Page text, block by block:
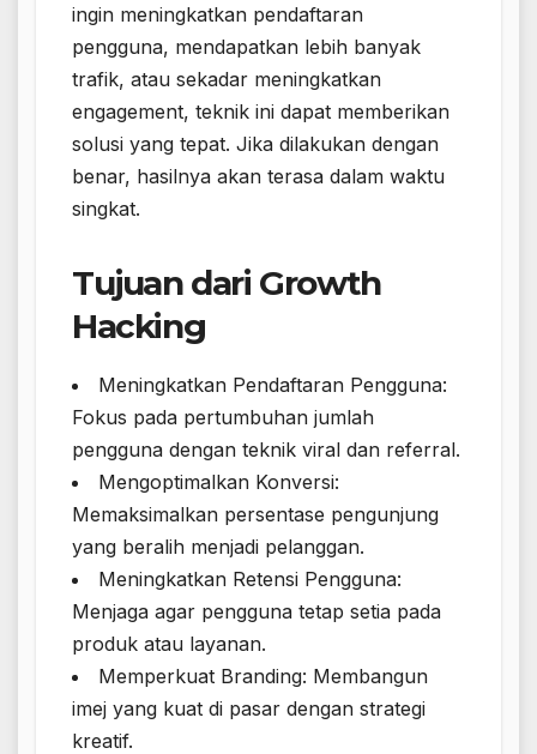
ingin meningkatkan pendaftaran
pengguna, mendapatkan lebih banyak
trafik, atau sekadar meningkatkan
engagement, teknik ini dapat memberikan
solusi yang tepat. Jika dilakukan dengan
benar, hasilnya akan terasa dalam waktu
singkat.
Tujuan dari Growth
Hacking
Meningkatkan Pendaftaran Pengguna:
Fokus pada pertumbuhan jumlah
pengguna dengan teknik viral dan referral.
Mengoptimalkan Konversi:
Memaksimalkan persentase pengunjung
yang beralih menjadi pelanggan.
Meningkatkan Retensi Pengguna:
Menjaga agar pengguna tetap setia pada
produk atau layanan.
Memperkuat Branding: Membangun
imej yang kuat di pasar dengan strategi
kreatif.